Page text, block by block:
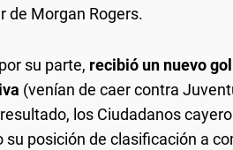
de Morgan Rogers.
por su parte, recibió un nuevo
(venían de caer contra
los Ciudadanos
su posición de clasificación a